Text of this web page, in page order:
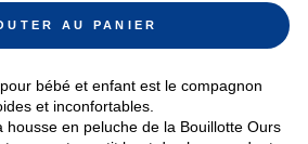
AU PANIER
pour bébé et enfant est le compagnon
et inconfortables.
housse en peluche de la Bouillotte Ours